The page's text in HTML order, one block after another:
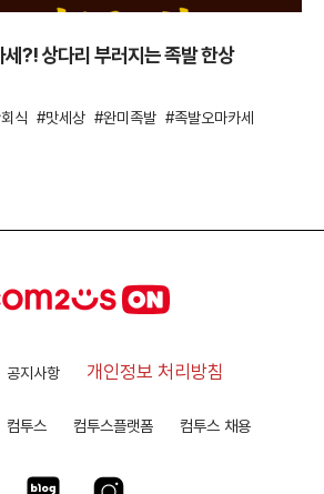
?! 상다리 부러지는 족발 한상
식 맛세상 완미족발
족발오마카세
공지사항 개인정보 처리방침
컴투스 컴투스플랫폼 컴투스 채용